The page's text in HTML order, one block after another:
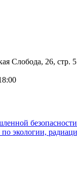
Слобода, 26, стр. 5